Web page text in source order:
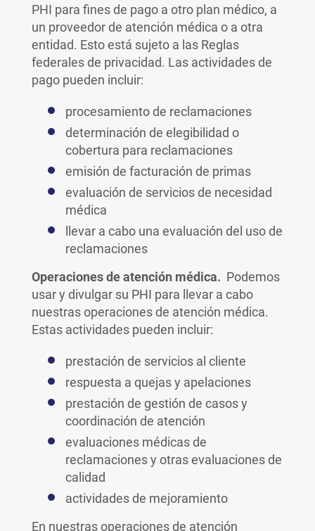
PHI para fines de pago a otro plan médico, a
un proveedor de atención médica o a otra
entidad. Esto está sujeto a las Reglas
federales de privacidad. Las actividades de
pago pueden incluir:
procesamiento de reclamaciones
determinación de elegibilidad o
cobertura para reclamaciones
emisión de facturación de primas
evaluación de servicios de necesidad
médica
llevar a cabo una evaluación del uso de
reclamaciones
Operaciones de atención médica. Podemos
usar y divulgar su PHI para llevar a cabo
nuestras operaciones de atención médica.
Estas actividades pueden incluir:
prestación de servicios al cliente
respuesta a quejas y apelaciones
prestación de gestión de casos y
coordinación de atención
evaluaciones médicas de
reclamaciones y otras evaluaciones de
calidad
actividades de mejoramiento
En nuestras operaciones de atención